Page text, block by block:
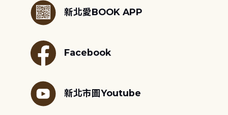
新北愛BOOK APP
Facebook
新北市圖Youtube